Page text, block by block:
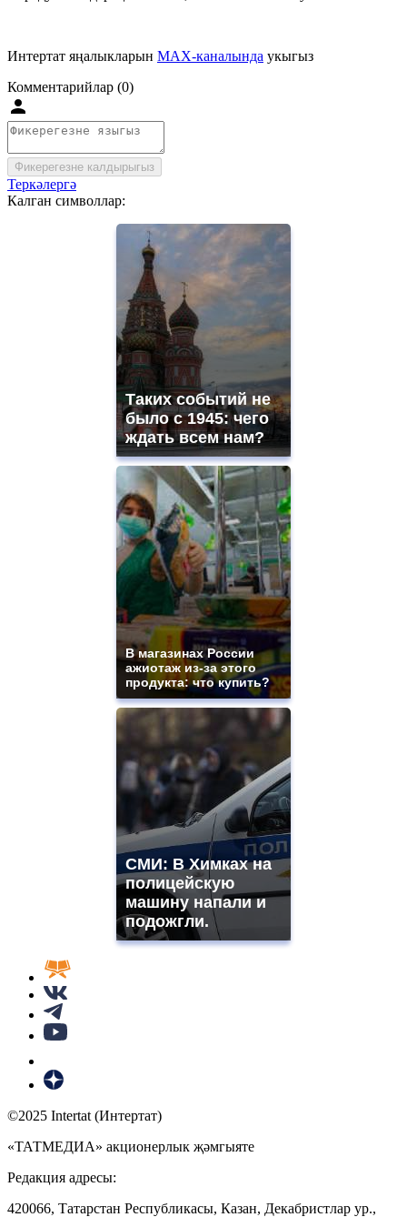
Интертат яңалыкларын MAX-каналында укыгыз
Комментарийлар (0)
Фикерегезне калдырыгыз
Теркәлергә
Калган символлар:
Таких событий не
было с 1945: чего
ждать всем нам?
В магазинах России
ажиотаж из-за этого
продукта: что купить?
СМИ: В Химках на
полицейскую
машину напали и
подожгли.
©2025 Intertat (Интертат)
«ТАТМЕДИА» акционерлык җәмгыяте
Редакция адресы:
420066, Татарстан Республикасы, Казан, Декабристлар ур.,